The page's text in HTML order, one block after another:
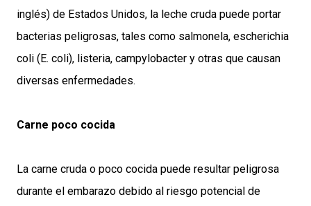
inglés) de Estados Unidos, la leche cruda puede portar
bacterias peligrosas, tales como salmonela, escherichia
coli (E. coli), listeria, campylobacter y otras que causan
diversas enfermedades.
Carne poco cocida
La carne cruda o poco cocida puede resultar peligrosa
durante el embarazo debido al riesgo potencial de